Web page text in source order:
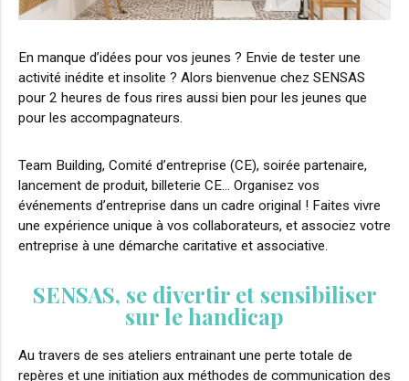
En manque d’idées pour vos jeunes ? Envie de tester une
activité inédite et insolite ? Alors bienvenue chez SENSAS
pour 2 heures de fous rires aussi bien pour les jeunes que
pour les accompagnateurs.
Team Building, Comité d’entreprise (CE), soirée partenaire,
lancement de produit, billeterie CE… Organisez vos
événements d’entreprise dans un cadre original ! Faites vivre
une expérience unique à vos collaborateurs, et associez votre
entreprise à une démarche caritative et associative.
SENSAS, se divertir et sensibiliser
sur le handicap
Au travers de ses ateliers entrainant une perte totale de
repères et une initiation aux méthodes de communication des